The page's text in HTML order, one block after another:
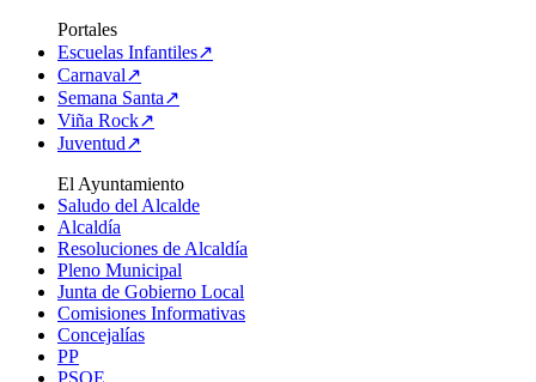
Portales
Escuelas Infantiles↗
Carnaval↗
Semana Santa↗
Viña Rock↗
Juventud↗
El Ayuntamiento
Saludo del Alcalde
Alcaldía
Resoluciones de Alcaldía
Pleno Municipal
Junta de Gobierno Local
Comisiones Informativas
Concejalías
PP
PSOE